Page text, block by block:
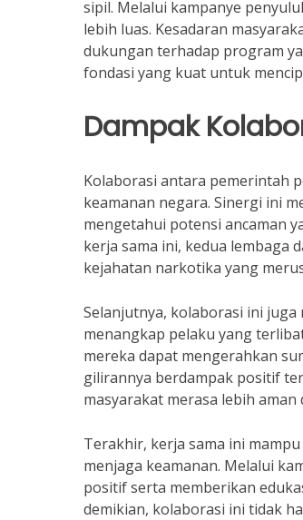
sipil. Melalui kampanye
lebih luas. Kesadaran
dukungan terhadap program
fondasi yang kuat untuk
Dampak
Kolaborasi antara pemerintah
keamanan negara. Sinergi ini
mengetahui potensi ancaman
kerja sama ini, kedua lembaga
kejahatan narkotika yang
Selanjutnya, kolaborasi ini
menangkap pelaku yang
mereka dapat mengerahkan
gilirannya berdampak positif
masyarakat merasa lebih
Terakhir, kerja sama ini
menjaga keamanan. Melalui
positif serta memberikan
demikian, kolaborasi ini tidak